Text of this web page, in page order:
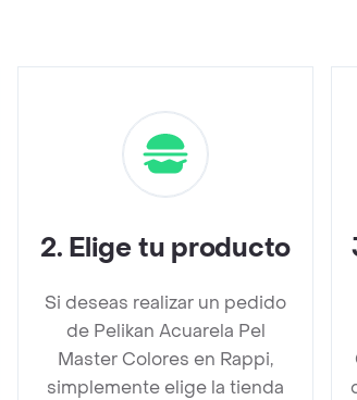
2. Elige tu producto
Si deseas realizar un pedido
de Pelikan Acuarela Pel
Master Colores en Rappi,
simplemente elige la tienda